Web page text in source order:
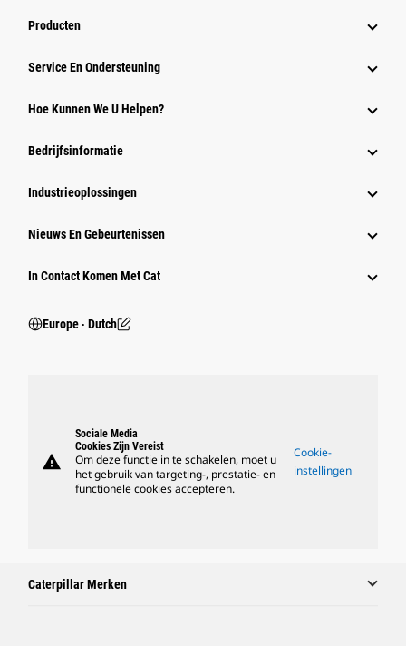
Producten
Service En Ondersteuning
Hoe Kunnen We U Helpen?
Bedrijfsinformatie
Industrieoplossingen
Nieuws En Gebeurtenissen
In Contact Komen Met Cat
Europe ‧ Dutch
warning
Sociale Media
Cookies Zijn Vereist
Om deze functie in te schakelen, moet u
het gebruik van targeting-, prestatie- en
functionele cookies accepteren.
Cookie-
instellingen
Caterpillar Merken